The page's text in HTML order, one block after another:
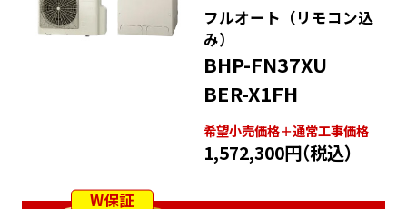
フルオート（リモコン込
み）
BHP-FN37XU
BER-X1FH
希望⼩売価格＋通常⼯事価格
1,572,300円（税込）
W保証